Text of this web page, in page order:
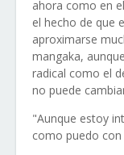
ahora como en
el hecho de que
aproximarse
mangaka,
radical como el
no puede
"Aunque estoy
como puedo